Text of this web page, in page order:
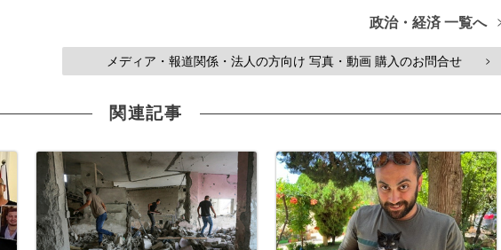
政治・経済 一覧へ
メディア・報道関係・法人の方向け 写真・動画 購入のお問合せ >
関連記事